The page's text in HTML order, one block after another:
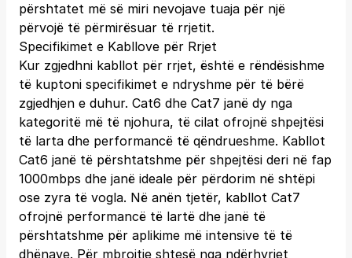
përshtatet më së miri nevojave tuaja për një
përvojë të përmirësuar të rrjetit.
Specifikimet e Kabllove për Rrjet
Kur zgjedhni kabllot për rrjet, është e rëndësishme
të kuptoni specifikimet e ndryshme për të bërë
zgjedhjen e duhur. Cat6 dhe Cat7 janë dy nga
kategoritë më të njohura, të cilat ofrojnë shpejtësi
të larta dhe performancë të qëndrueshme. Kabllot
Cat6 janë të përshtatshme për shpejtësi deri në fap
1000mbps dhe janë ideale për përdorim në shtëpi
ose zyra të vogla. Në anën tjetër, kabllot Cat7
ofrojnë performancë të lartë dhe janë të
përshtatshme për aplikime më intensive të të
dhënave. Për mbrojtje shtesë nga ndërhyrjet